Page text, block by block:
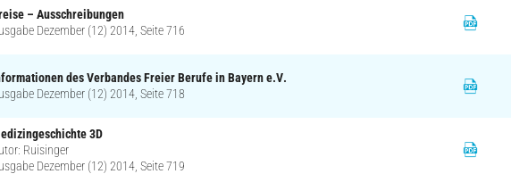
– Ausschreibungen
Dezember (12) 2014, Seite 716
des Verbandes Freier Berufe in Bayern e.V.
Dezember (12) 2014, Seite 718
3D
Ruisinger
Dezember (12) 2014, Seite 719